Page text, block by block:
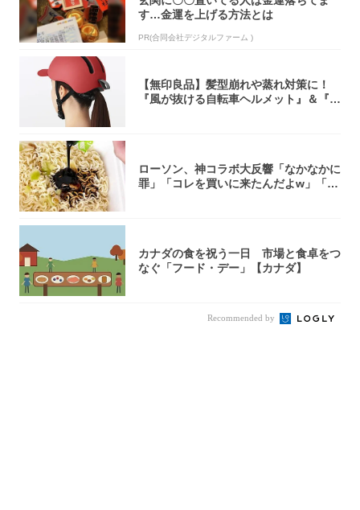
す…金運を上げる方法とは
PR(合同会社デジタルファーム )
【無印良品】髪型崩れや蒸れ対策に！
『風が抜ける自転車ヘルメット』＆『2
ローソン、神コラボ大反響「なかなかに
罪」「コレを買いに来たんだよw」「３
カナダの食を祝う一日 市場と食卓をつ
なぐ「フード・デー」【カナダ】
Recommended by